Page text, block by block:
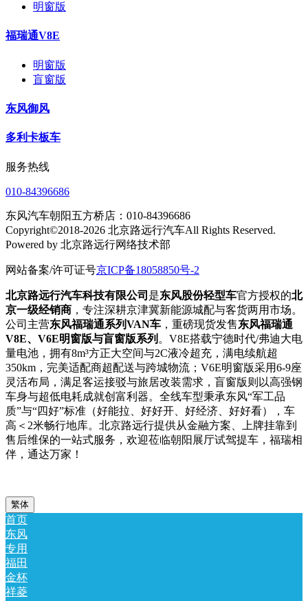
明窗版
福瑞通V8E
明窗版
盲窗版
东风御风
多利卡板车
服务热线
010-84396686
东风汽车朝阳五方桥店：010-84396686
Copyright©2018-2026 北京路远行汽车All Rights Reserved.
Powered by 北京路远行网络技术部
网站备案/许可证号京ICP备18058850号-2
北京路远行汽车科技有限公司 是东风股份轻型车官方授权的北
京一级经销商 ，专注深耕京津冀新能源城配与客货两用市场。
公司主营东风福瑞通系列VAN车 ，重磅现货发售东风福瑞通
V8E、V6E明窗版与盲窗版系列 。V8E搭载宁德时代/弗迪大电
量电池，拥有8m³方正大空间与2C液冷超充，满电续航超
350km，完美适配商超配送与跨城物流；V6E明窗版采用6-9座
灵活布局，满足客运接驳与旅居改装需求，盲窗版则以高强钢
车身与超低电耗成就创富利器。全线车型秉承东风“军工品
质”与“四好”标准（好能拉、好好开、好经济、好好看），车
高＜2米畅行地库。北京路远行提供从金融方案、上牌挂靠到
售后维保的一站式服务，欢迎莅临朝阳展厅试驾提车，福瑞相
伴，通达万家！
繁体
首页
东风
专用
福田
金杯
祥菱